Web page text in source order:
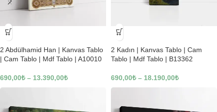
-23%
2 Abdülhamid Han | Kanvas Tablo
| Cam Tablo | Mdf Tablo | A10010
690,00₺ – 13.390,00₺
-23%
2 Kadın | Kanvas Tablo | Cam
Tablo | Mdf Tablo | B13362
690,00₺ – 18.190,00₺